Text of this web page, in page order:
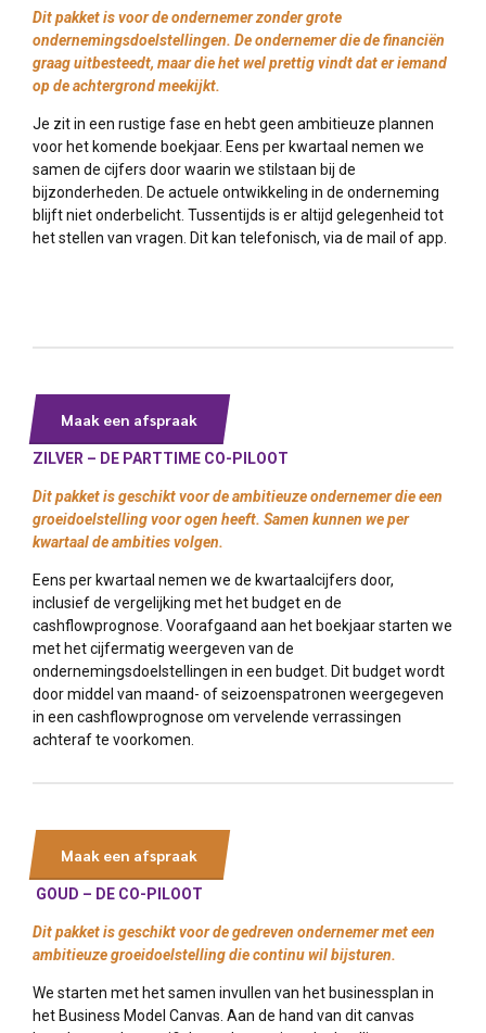
Dit pakket is voor de ondernemer zonder grote
ondernemingsdoelstellingen. De ondernemer die de financiën
graag uitbesteedt, maar die het wel prettig vindt dat er iemand
op de achtergrond meekijkt.
Je zit in een rustige fase en hebt geen ambitieuze plannen
voor het komende boekjaar. Eens per kwartaal nemen we
samen de cijfers door waarin we stilstaan bij de
bijzonderheden. De actuele ontwikkeling in de onderneming
blijft niet onderbelicht. Tussentijds is er altijd gelegenheid tot
het stellen van vragen. Dit kan telefonisch, via de mail of app.
Maak een afspraak
ZILVER – DE PARTTIME CO-PILOOT
Dit pakket is geschikt voor de ambitieuze ondernemer die een
groeidoelstelling voor ogen heeft. Samen kunnen we per
kwartaal de ambities volgen.
Eens per kwartaal nemen we de kwartaalcijfers door,
inclusief de vergelijking met het budget en de
cashflowprognose. Voorafgaand aan het boekjaar starten we
met het cijfermatig weergeven van de
ondernemingsdoelstellingen in een budget. Dit budget wordt
door middel van maand- of seizoenspatronen weergegeven
in een cashflowprognose om vervelende verrassingen
achteraf te voorkomen.
Maak een afspraak
GOUD – DE CO-PILOOT
Dit pakket is geschikt voor de gedreven ondernemer met een
ambitieuze groeidoelstelling die continu wil bijsturen.
We starten met het samen invullen van het businessplan in
het Business Model Canvas. Aan de hand van dit canvas